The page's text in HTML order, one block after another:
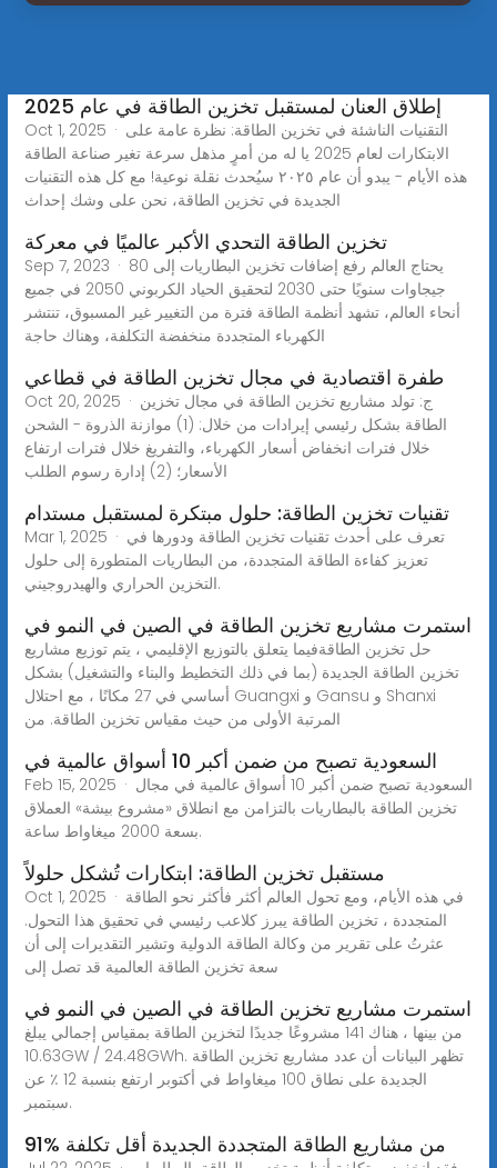
إطلاق العنان لمستقبل تخزين الطاقة في عام 2025
Oct 1, 2025 · التقنيات الناشئة في تخزين الطاقة: نظرة عامة على
الابتكارات لعام 2025 يا له من أمرٍ مذهل سرعة تغير صناعة الطاقة
هذه الأيام - يبدو أن عام ٢٠٢٥ سيُحدث نقلة نوعية! مع كل هذه التقنيات
الجديدة في تخزين الطاقة، نحن على وشك إحداث
تخزين الطاقة التحدي الأكبر عالميًا في معركة
Sep 7, 2023 · يحتاج العالم رفع إضافات تخزين البطاريات إلى 80
جيجاوات سنويًا حتى 2030 لتحقيق الحياد الكربوني 2050 في جميع
أنحاء العالم، تشهد أنظمة الطاقة فترة من التغيير غير المسبوق، تنتشر
الكهرباء المتجددة منخفضة التكلفة، وهناك حاجة
طفرة اقتصادية في مجال تخزين الطاقة في قطاعي
Oct 20, 2025 · ج: تولد مشاريع تخزين الطاقة في مجال تخزين
الطاقة بشكل رئيسي إيرادات من خلال: (1) موازنة الذروة - الشحن
خلال فترات انخفاض أسعار الكهرباء، والتفريغ خلال فترات ارتفاع
الأسعار؛ (2) إدارة رسوم الطلب
تقنيات تخزين الطاقة: حلول مبتكرة لمستقبل مستدام
Mar 1, 2025 · تعرف على أحدث تقنيات تخزين الطاقة ودورها في
تعزيز كفاءة الطاقة المتجددة، من البطاريات المتطورة إلى حلول
التخزين الحراري والهيدروجيني.
استمرت مشاريع تخزين الطاقة في الصين في النمو في
حل تخزين الطاقةفيما يتعلق بالتوزيع الإقليمي ، يتم توزيع مشاريع
تخزين الطاقة الجديدة (بما في ذلك التخطيط والبناء والتشغيل) بشكل
أساسي في 27 مكانًا ، مع احتلال Guangxi و Gansu و Shanxi
المرتبة الأولى من حيث مقياس تخزين الطاقة. من
السعودية تصبح من ضمن أكبر 10 أسواق عالمية في
Feb 15, 2025 · السعودية تصبح ضمن أكبر 10 أسواق عالمية في مجال
تخزين الطاقة بالبطاريات بالتزامن مع انطلاق «مشروع بيشة» العملاق
بسعة 2000 ميغاواط ساعة.
مستقبل تخزين الطاقة: ابتكارات تُشكل حلولاً
Oct 1, 2025 · في هذه الأيام، ومع تحول العالم أكثر فأكثر نحو الطاقة
المتجددة ، تخزين الطاقة يبرز كلاعب رئيسي في تحقيق هذا التحول.
عثرتُ على تقرير من وكالة الطاقة الدولية وتشير التقديرات إلى أن
سعة تخزين الطاقة العالمية قد تصل إلى
استمرت مشاريع تخزين الطاقة في الصين في النمو في
من بينها ، هناك 141 مشروعًا جديدًا لتخزين الطاقة بمقياس إجمالي يبلغ
10.63GW / 24.48GWh. تظهر البيانات أن عدد مشاريع تخزين الطاقة
الجديدة على نطاق 100 ميغاواط في أكتوبر ارتفع بنسبة 12 ٪ عن
سبتمبر.
91% من مشاريع الطاقة المتجددة الجديدة أقل تكلفة